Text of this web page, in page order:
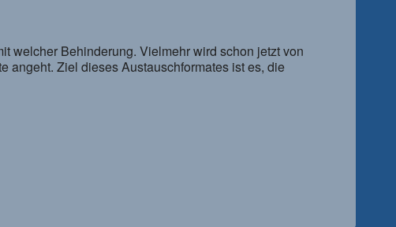
welcher Behinderung. Vielmehr wird schon jetzt von
angeht. Ziel dieses Austauschformates ist es, die